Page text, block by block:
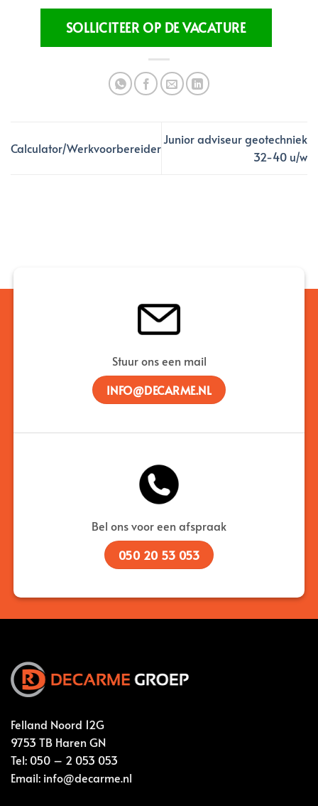
Calculator/Werkvoorbereider
Junior adviseur geotechniek
32-40 u/w
Stuur ons een mail
INFO@DECARME.NL
Bel ons voor een afspraak
050 20 53 053
Felland Noord 12G
9753 TB Haren GN
Tel: 050 – 2 053 053
Email: info@decarme.nl